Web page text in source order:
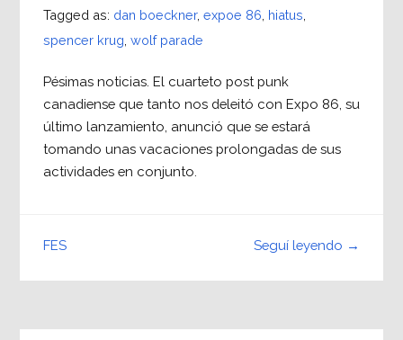
Tagged as: dan boeckner, expoe 86 hiatus
spencer krug wolf parade
Pésimas noticias. El cuarteto post punk
canadiense que tanto nos deleitó con Expo 86, su
último lanzamiento, anunció que se estará
tomando unas vacaciones prolongadas de sus
actividades en conjunto.
Seguí leyendo →
FES